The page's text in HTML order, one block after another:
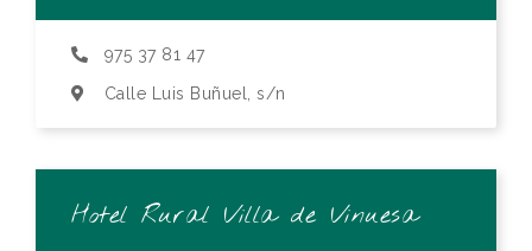
975 37 81 47
Calle Luis Buñuel, s/n
Hotel Rural Villa de Vinuesa